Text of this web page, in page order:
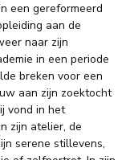
een gereformeerd
aan de
naar zijn
in een periode
breken voor een
aan zijn zoektocht
vond in het
zijn atelier, de
serene stillevens,